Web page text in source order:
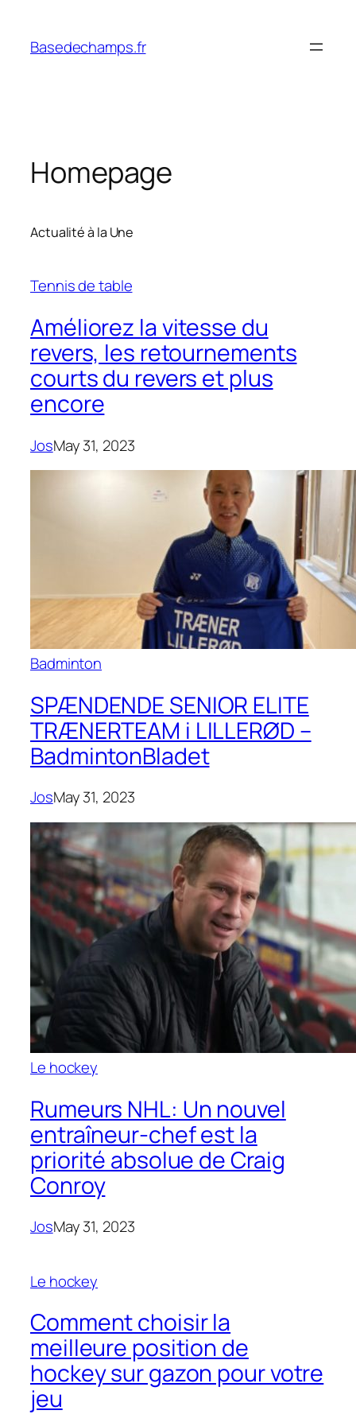
content
Basedechamps.fr
Homepage
Actualité à la Une
Tennis de table
Améliorez la vitesse du
revers, les retournements
courts du revers et plus
encore
JosMay 31, 2023
Badminton
SPÆNDENDE SENIOR ELITE
TRÆNERTEAM i LILLERØD –
BadmintonBladet
JosMay 31, 2023
Le hockey
Rumeurs NHL: Un nouvel
entraîneur-chef est la
priorité absolue de Craig
Conroy
JosMay 31, 2023
Le hockey
Comment choisir la
meilleure position de
hockey sur gazon pour votre
jeu